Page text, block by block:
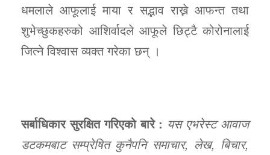
धमलाले आफूलाई माया र सद्भाव राख्ने आफन्त तथा
शुभेच्छुकहरुको आशिर्वादले आफूले छिट्टै कोरोनालाई
जित्ने विश्वास व्यक्त गरेका छन् ।
सर्बाधिकार सुरक्षित गरिएको बारे : यस एभरेस्ट आवाज
डटकमबाट सम्प्रेषित कुनैपनि समाचार, लेख, बिचार,